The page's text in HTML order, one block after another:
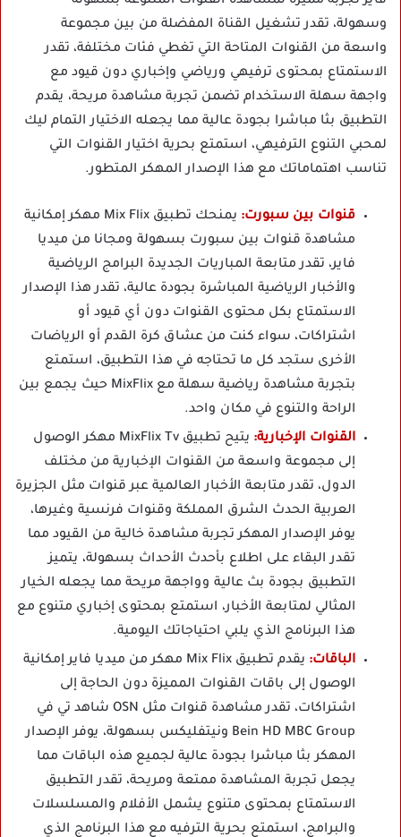
وسهولة، تقدر تشغيل القناة المفضلة من بين مجموعة
واسعة من القنوات المتاحة التي تغطي فئات مختلفة، تقدر
الاستمتاع بمحتوى ترفيهي ورياضي وإخباري دون قيود مع
واجهة سهلة الاستخدام تضمن تجربة مشاهدة مريحة، يقدم
التطبيق بثا مباشرا بجودة عالية مما يجعله الاختيار التمام ليك
لمحبي التنوع الترفيهي، استمتع بحرية اختيار القنوات التي
تناسب اهتماماتك مع هذا الإصدار المهكر المتطور.
قنوات بين سبورت:
يمنحك تطبيق Mix Flix مهكر إمكانية
مشاهدة قنوات بين سبورت بسهولة ومجانا من ميديا
فاير، تقدر متابعة المباريات الجديدة البرامج الرياضية
والأخبار الرياضية المباشرة بجودة عالية، تقدر هذا الإصدار
الاستمتاع بكل محتوى القنوات دون أي قيود أو
اشتراكات، سواء كنت من عشاق كرة القدم أو الرياضات
الأخرى ستجد كل ما تحتاجه في هذا التطبيق، استمتع
بتجربة مشاهدة رياضية سهلة مع MixFlix حيث يجمع بين
الراحة والتنوع في مكان واحد.
القنوات الإخبارية:
يتيح تطبيق MixFlix Tv مهكر الوصول
إلى مجموعة واسعة من القنوات الإخبارية من مختلف
الدول، تقدر متابعة الأخبار العالمية عبر قنوات مثل الجزيرة
العربية الحدث الشرق المملكة وقنوات فرنسية وغيرها،
يوفر الإصدار المهكر تجربة مشاهدة خالية من القيود مما
تقدر البقاء على اطلاع بأحدث الأحداث بسهولة، يتميز
التطبيق بجودة بث عالية وواجهة مريحة مما يجعله الخيار
المثالي لمتابعة الأخبار، استمتع بمحتوى إخباري متنوع مع
هذا البرنامج الذي يلبي احتياجاتك اليومية.
الباقات: يقدم تطبيق Mix Flix مهكر من ميديا فاير
إمكانية
الوصول إلى باقات القنوات المميزة دون الحاجة إلى
اشتراكات، تقدر مشاهدة قنوات مثل OSN شاهد تي في
Bein HD MBC Group ونيتفليكس بسهولة، يوفر الإصدار
المهكر بثا مباشرا بجودة عالية لجميع هذه الباقات مما
يجعل تجربة المشاهدة ممتعة ومريحة، تقدر التطبيق
الاستمتاع بمحتوى متنوع يشمل الأفلام والمسلسلات
والبرامج، استمتع بحرية الترفيه مع هذا البرنامج الذي